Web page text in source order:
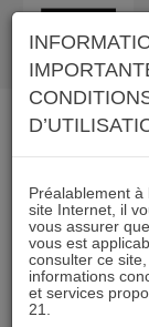
Skip
content
Préalablement à
site Internet, il
vous assurer
vous est
consulter ce
informations
et services
21.